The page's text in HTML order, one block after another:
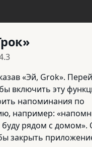
«Эй, Grok».
включить эту
напоминания по
например:
буду рядом с домом».
закрыть